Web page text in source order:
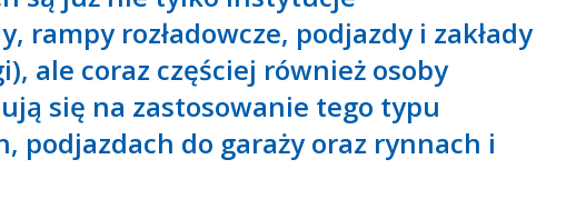
rampy rozładowcze, podjazdy i zakłady
ale coraz częściej również osoby
się na zastosowanie tego typu
podjazdach do garaży oraz rynnach i